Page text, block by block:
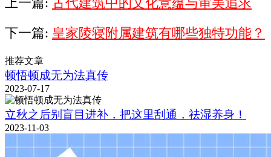
上一篇: 古代建筑中的文化意蕴与审美追求
下一篇: 皇家陵寝附属建筑有哪些独特功能？
推荐文章
顿悟顿成无为法真传
2023-07-17
立秋之后别盲目进补，把这里刮通，祛湿养身！
2023-11-03